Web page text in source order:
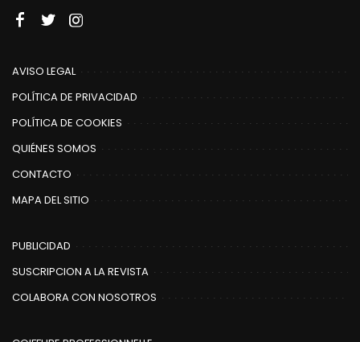
AVISO LEGAL
POLÍTICA DE PRIVACIDAD
POLÍTICA DE COOKIES
QUIÉNES SOMOS
CONTACTO
MAPA DEL SITIO
PUBLICIDAD
SUSCRIPCION A LA REVISTA
COLABORA CON NOSOTROS